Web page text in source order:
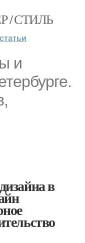
/ СТИЛЬ
статьи
и
в